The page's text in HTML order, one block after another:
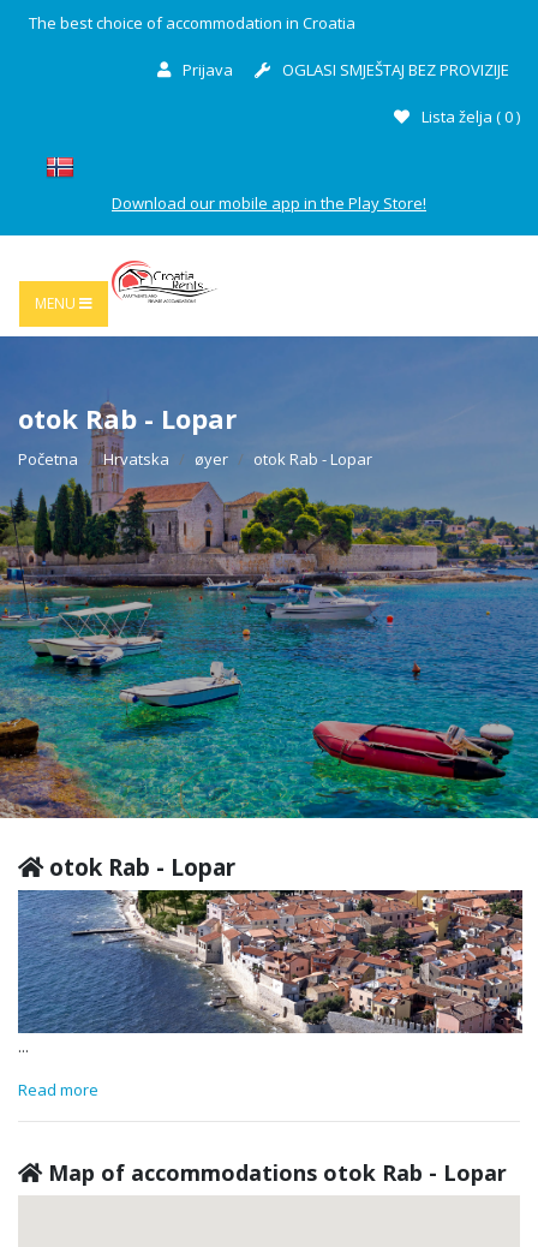
The best choice of accommodation in Croatia
Prijava OGLASI SMJEŠTAJ BEZ PROVIZIJE
Lista želja (0)
Download our mobile app in the Play Store!
MENU
otok Rab - Lopar
Početna Hrvatska øyer otok Rab - Lopar
otok Rab - Lopar
...
Read more
Map of accommodations otok Rab - Lopar